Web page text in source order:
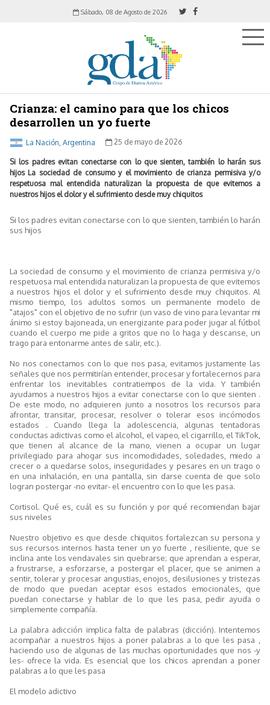
Sábado, 08 de Agosto de 2026
Crianza: el camino para que los chicos
desarrollen un yo fuerte
La Nación, Argentina 25 de mayo de 2026
Si los padres evitan conectarse con lo que sienten, también lo harán sus
hijos La sociedad de consumo y el movimiento de crianza permisiva y/o
respetuosa mal entendida naturalizan la propuesta de que evitemos a
nuestros hijos el dolor y el sufrimiento desde muy chiquitos
Si los padres evitan conectarse con lo que sienten, también lo harán
sus hijos
La sociedad de consumo y el movimiento de crianza permisiva y/o
respetuosa mal entendida naturalizan la propuesta de que evitemos
a nuestros hijos el dolor y el sufrimiento desde muy chiquitos. Al
mismo tiempo, los adultos somos un permanente modelo de
"atajos" con el objetivo de no sufrir (un vaso de vino para levantar mi
ánimo si estoy bajoneada, un energizante para poder jugar al fútbol
cuando el cuerpo me pide a gritos que no lo haga y descanse, un
trago para entonarme antes de salir, etc.).
No nos conectamos con lo que nos pasa, evitamos justamente las
señales que nos permitirían entender, procesar y fortalecernos para
enfrentar los inevitables contratiempos de la vida. Y también
ayudamos a nuestros hijos a evitar conectarse con lo que sienten .
De este modo, no adquieren junto a nosotros los recursos para
afrontar, transitar, procesar, resolver o tolerar esos incómodos
estados . Cuando llega la adolescencia, algunas tentadoras
conductas adictivas como el alcohol, el vapeo, el cigarrillo, el TikTok,
que tienen al alcance de la mano, vienen a ocupar un lugar
privilegiado para ahogar sus incomodidades, soledades, miedo a
crecer o a quedarse solos, inseguridades y pesares en un trago o
en una inhalación, en una pantalla, sin darse cuenta de que solo
logran postergar -no evitar- el encuentro con lo que les pasa.
Cortisol. Qué es, cuál es su función y por qué recomiendan bajar
sus niveles
Nuestro objetivo es que desde chiquitos fortalezcan su persona y
sus recursos internos hasta tener un yo fuerte , resiliente, que se
inclina ante los vendavales sin quebrarse; que aprendan a esperar,
a frustrarse, a esforzarse, a postergar el placer, que se animen a
sentir, tolerar y procesar angustias, enojos, desilusiones y tristezas
de modo que puedan aceptar esos estados emocionales, que
puedan conectarse y hablar de lo que les pasa, pedir ayuda o
simplemente compañía.
La palabra adicción implica falta de palabras (dicción). Intentemos
acompañar a nuestros hijos a poner palabras a lo que les pasa ,
haciendo uso de algunas de las muchas oportunidades que nos -y
les- ofrece la vida. Es esencial que los chicos aprendan a poner
palabras a lo que les pasa
El modelo adictivo